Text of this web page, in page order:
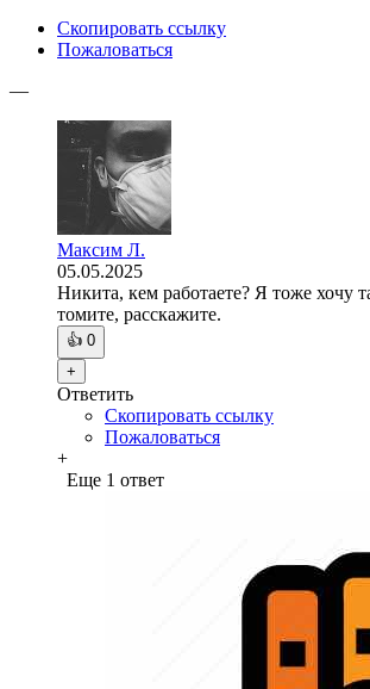
Скопировать ссылку
Пожаловаться
—
Максим Л.
05.05.2025
Никита, кем работаете? Я тоже хочу
томите, расскажите.
👍 0
+
Ответить
Скопировать ссылку
Пожаловаться
+
Еще 1 ответ